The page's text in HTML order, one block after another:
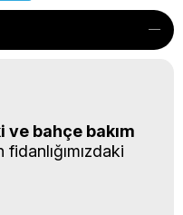
ve bahçe bakım
fidanlığımızdaki